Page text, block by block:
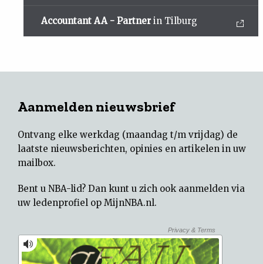
Accountant AA - Partner in Tilburg
Aanmelden nieuwsbrief
Ontvang elke werkdag (maandag t/m vrijdag) de
laatste nieuwsberichten, opinies en artikelen in uw
mailbox.
Bent u NBA-lid? Dan kunt u zich ook aanmelden via
uw ledenprofiel op MijnNBA.nl.